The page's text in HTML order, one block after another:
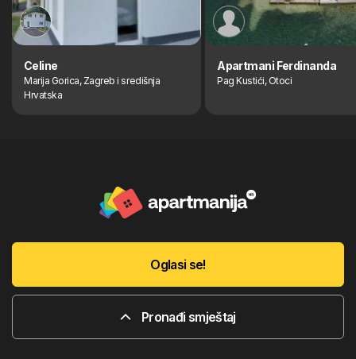
Celine
Marija Gorica, Zagreb i središnja
Hrvatska
Apartmani Ferdinanda
Pag Kustići, Otoci
Oglasi se!
Pronađi smještaj